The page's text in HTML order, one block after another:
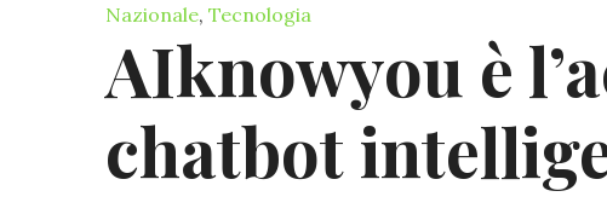
Nazionale, Tecnologia
AIknowyou è
chatbot